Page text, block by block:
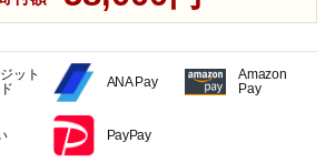
ット
ANA Pay
Amazon
Pay
PayPay